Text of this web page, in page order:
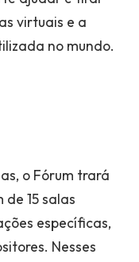
virtuais e a
no mundo.
o Fórum trará
15 salas
específicas,
Nesses